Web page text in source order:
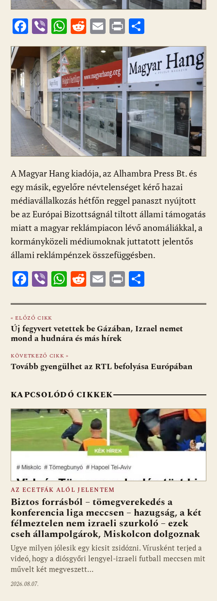
F
ac
e
b
o
o
k
Vi
b
er
W
h
at
s
A
p
p
R
e
d
di
t
E
m
ai
l
Pr
in
t
ss
za
m
e
g
A Magyar Hang kiadója, az Alhambra Press Bt. és
egy másik, egyelőre névtelenséget kérő hazai
médiavállalkozás hétfőn reggel panaszt nyújtott
be az Európai Bizottságnál tiltott állami támogatás
miatt a magyar reklámpiacon lévő anomáliákkal, a
kormányközeli médiumoknak juttatott jelentős
állami reklámpénzek összefüggésben.
F
e
b
o
o
k
Vi
er
W
at
s
A
p
p
R
d
di
t
E
ai
l
Pr
t za
m
« ELŐZŐ CIKK
Új fegyvert vetettek be Gázában, Izrael nemet
mond a hudnára és más hírek
KÖVETKEZŐ CIKK »
Tovább gyengülhet az RTL befolyása Európában
KAPCSOLÓDÓ CIKKEK
AZ ECETFÁK ALÓL JELENTEM
Biztos forrásból – tömegverekedés a
konferencia liga meccsen – hazugság, a két
félmeztelen nem izraeli szurkoló – ezek
cseh állampolgárok, Miskolcon dolgoznak
Ugye milyen jólesik egy kicsit zsidózni. Vírusként terjed a
videó, hogy a diósgyőri lengyel-izraeli futball meccsen mit
művelt két megveszett…
2026.08.07.